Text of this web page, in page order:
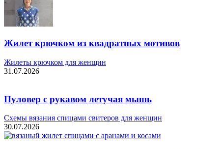
Жилет крючком из квадратных мотивов
Жилеты крючком для женщин
31.07.2026
Пуловер с рукавом летучая мышь
Схемы вязания спицами свитеров для женщин
30.07.2026